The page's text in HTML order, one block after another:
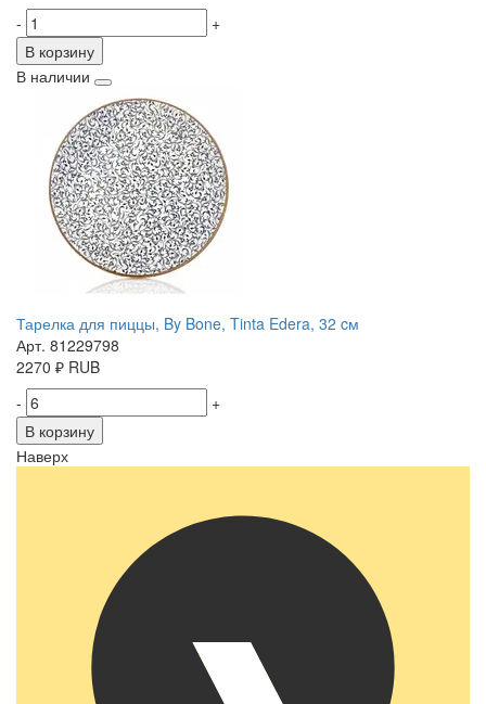
-
+
В корзину
В наличии
Тарелка для пиццы, By Bone, Tinta Edera, 32 cм
Арт. 81229798
2270 ₽ RUB
-
+
В корзину
Наверх